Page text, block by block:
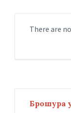
There are
Брошура